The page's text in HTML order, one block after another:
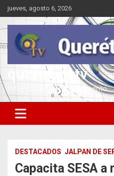
Saltar
al
contenido
jueves, agosto 6, 2026
queretarotv
Información y entretenimiento
DESTACADOS JALPAN DE
Capacita SESA a